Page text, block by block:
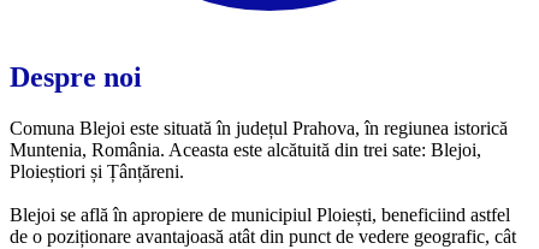
Despre noi
Comuna Blejoi este situată în județul Prahova, în regiunea istorică
Muntenia, România. Aceasta este alcătuită din trei sate: Blejoi,
Ploieștiori și Țânțăreni.
Blejoi se află în apropiere de municipiul Ploiești, beneficiind astfel
de o poziționare avantajoasă atât din punct de vedere geografic, cât